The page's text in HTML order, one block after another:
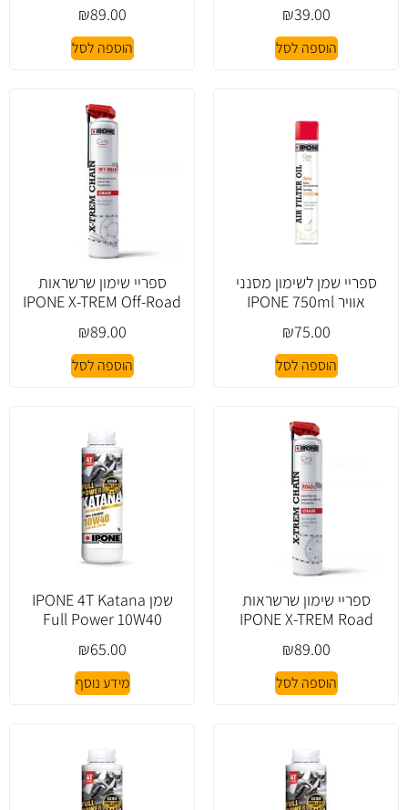
₪39.00
הוספה לסל
₪89.00
הוספה לסל
ספריי שמן לשימון מסנני
אוויר IPONE 750ml
₪75.00
הוספה לסל
ספריי שימון שרשראות
IPONE X-TREM Off-Road
₪89.00
הוספה לסל
ספריי שימון שרשראות
IPONE X-TREM Road
₪89.00
הוספה לסל
שמן IPONE 4T Katana
Full Power 10W40
₪65.00
מידע נוסף